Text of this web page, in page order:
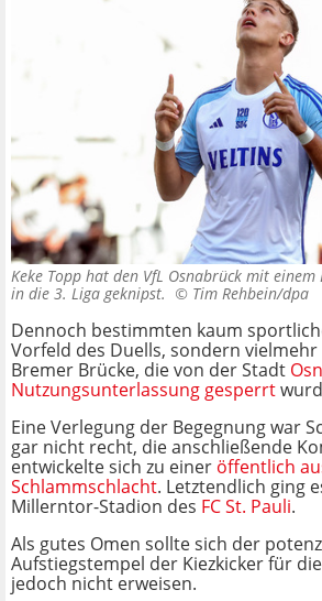
Keke Topp hat den VfL Osnabrück mit
in die 3. Liga geknipst. © Tim Rehbein/dpa
Dennoch bestimmten kaum
Vorfeld des Duells, sondern
Bremer Brücke, die von der Stadt
Nutzungsunterlassung gesperrt
Eine Verlegung der Begegnung war
gar nicht recht, die anschließende
entwickelte sich zu einer öffentlich
Schlammschlacht. Letztendlich ging
Millerntor-Stadion des FC St. Pauli.
Als gutes Omen sollte sich der
Aufstiegstempel der Kiezkicker für
jedoch nicht erweisen.